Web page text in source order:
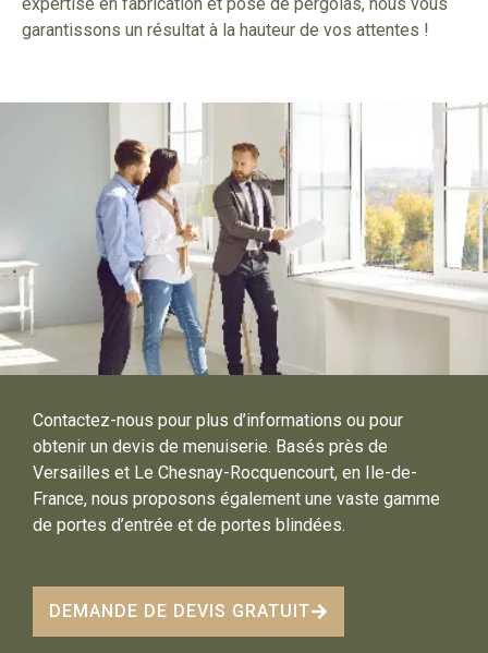
garantissons un résultat à la hauteur de vos attentes !
Contactez-nous pour plus d’informations ou pour
obtenir un devis de menuiserie. Basés près de
Versailles et Le Chesnay-Rocquencourt, en Ile-de-
France, nous proposons également une vaste gamme
de portes d’entrée et de portes blindées.
DEMANDE DE DEVIS GRATUIT